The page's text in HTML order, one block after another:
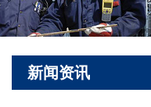
新闻资讯